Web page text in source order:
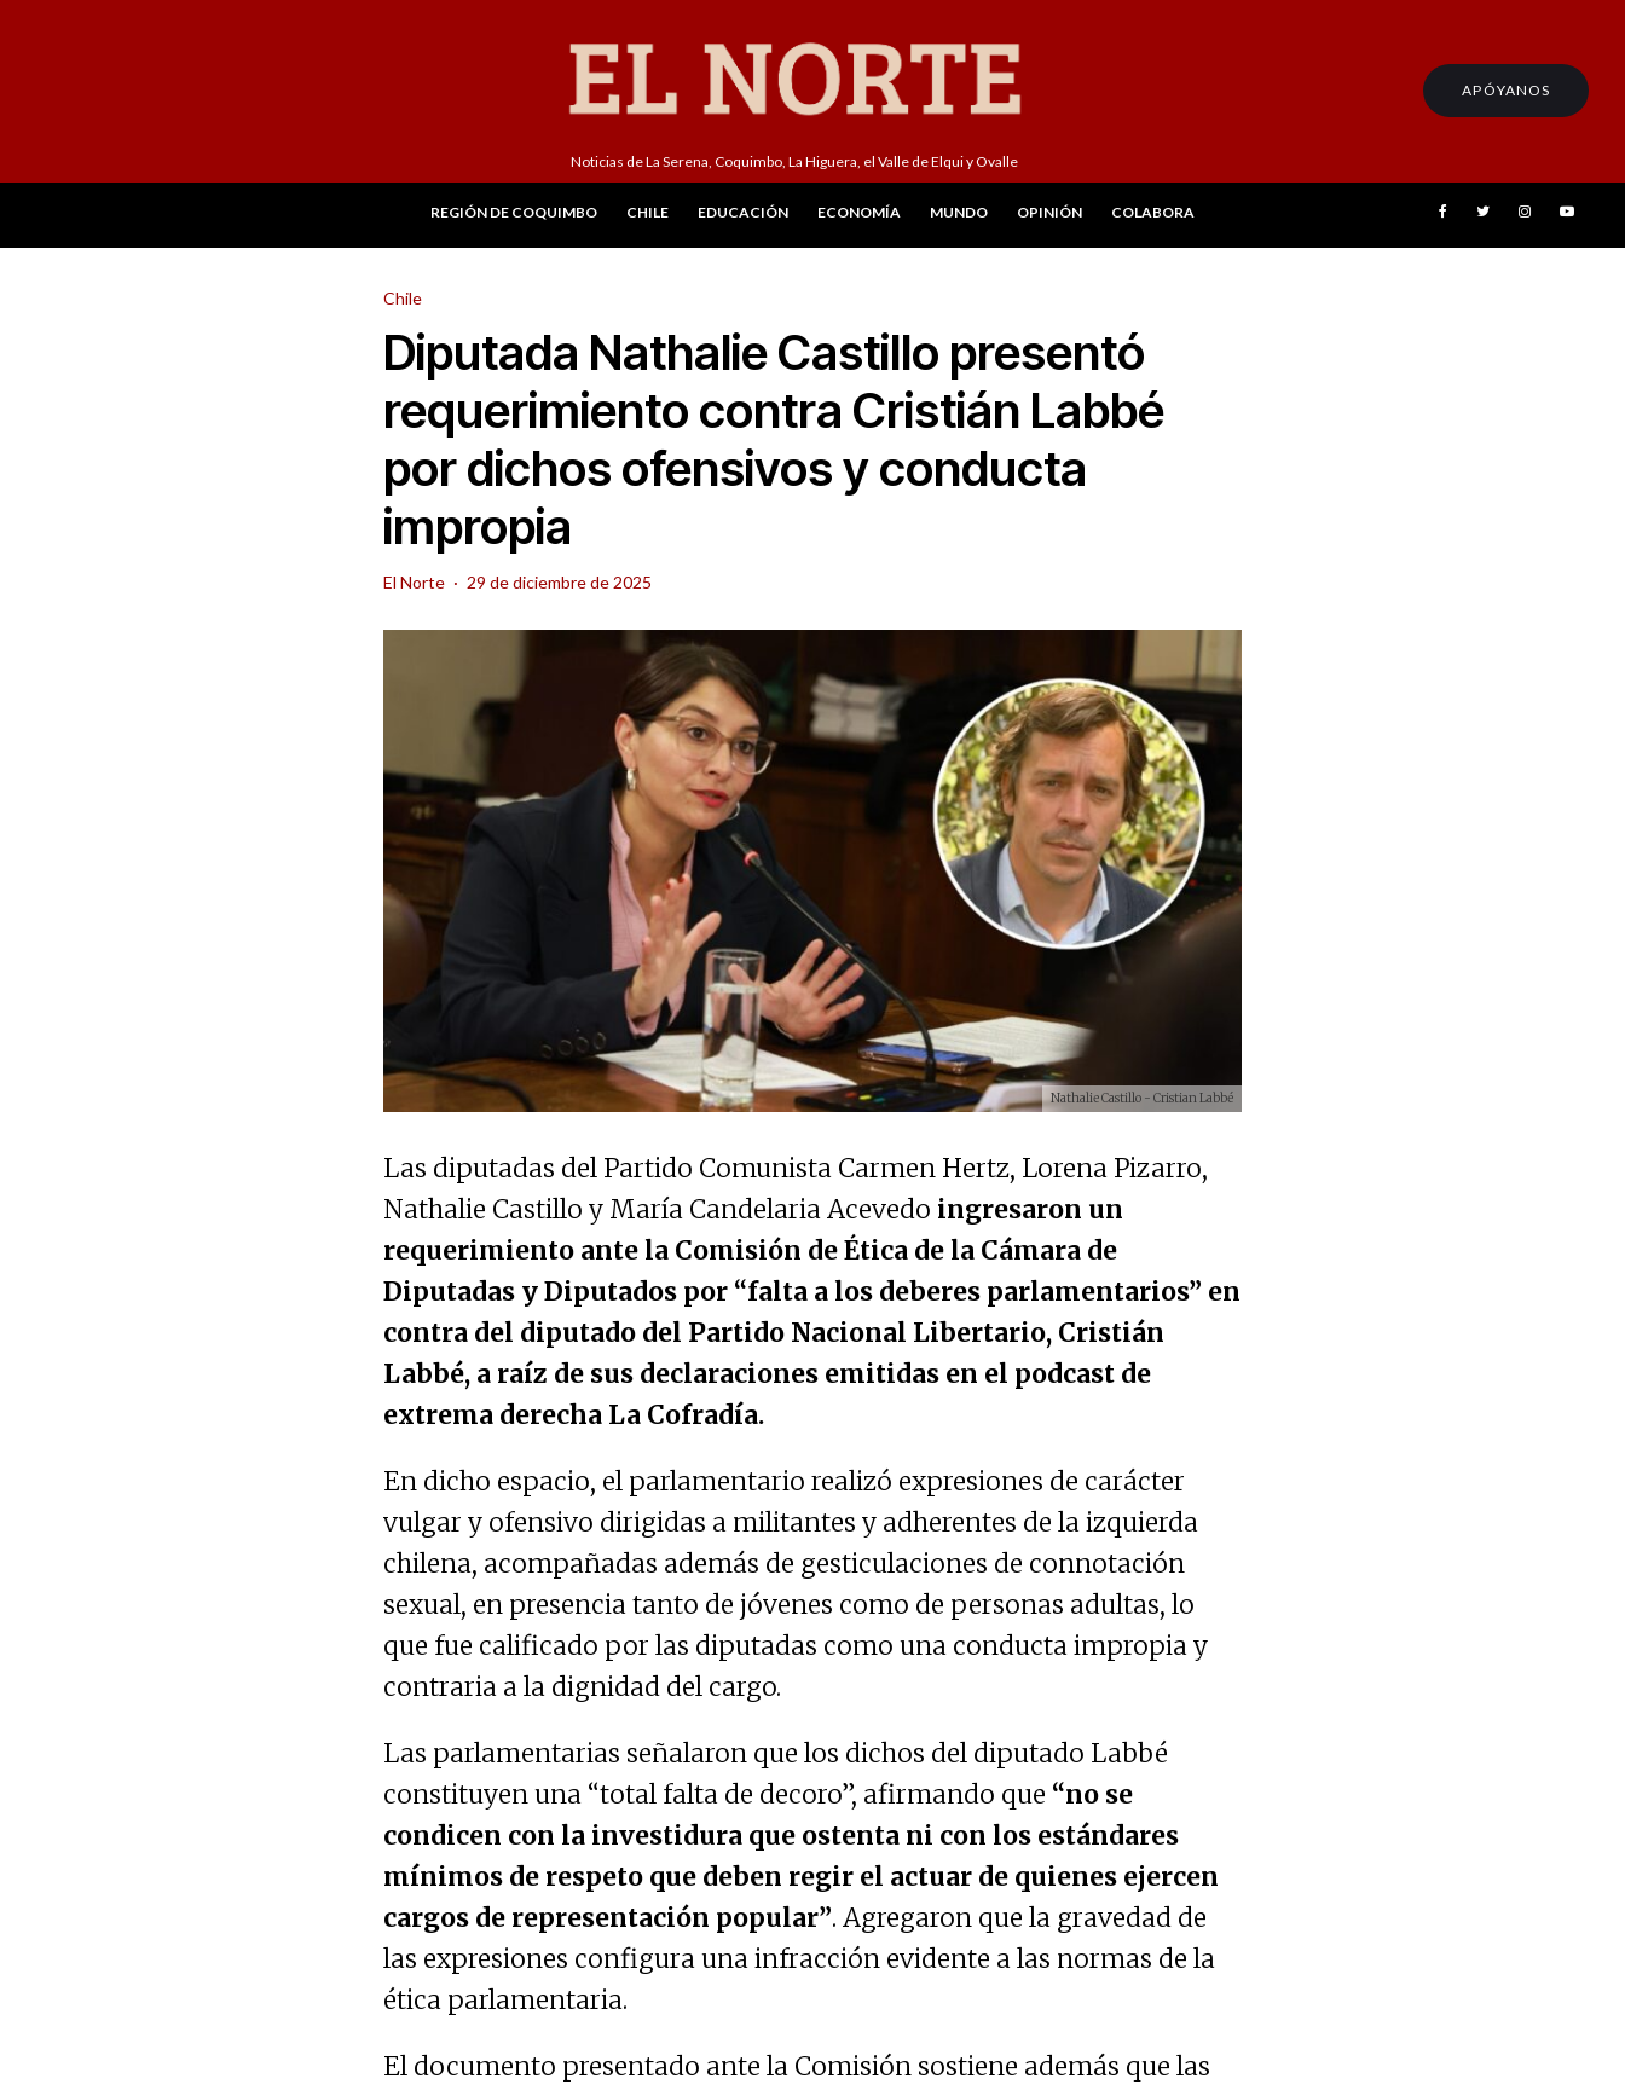
Noticias de La Serena, Coquimbo, La Higuera, el Valle de Elqui y Ovalle
APÓYANOS
REGIÓN DE COQUIMBO CHILE EDUCACIÓN ECONOMÍA MUNDO OPINIÓN COLABORA
Chile
Diputada Nathalie Castillo presentó
requerimiento contra Cristián Labbé
por dichos ofensivos y conducta
impropia
El Norte · 29 de diciembre de 2025
Nathalie Castillo - Cristian Labbé
Las diputadas del Partido Comunista Carmen Hertz, Lorena Pizarro,
Nathalie Castillo y María Candelaria Acevedo ingresaron un
requerimiento ante la Comisión de Ética de la Cámara de
Diputadas y Diputados por “falta a los deberes parlamentarios” en
contra del diputado del Partido Nacional Libertario, Cristián
Labbé, a raíz de sus declaraciones emitidas en el podcast de
extrema derecha La Cofradía.
En dicho espacio, el parlamentario realizó expresiones de carácter
vulgar y ofensivo dirigidas a militantes y adherentes de la izquierda
chilena, acompañadas además de gesticulaciones de connotación
sexual, en presencia tanto de jóvenes como de personas adultas, lo
que fue calificado por las diputadas como una conducta impropia y
contraria a la dignidad del cargo.
Las parlamentarias señalaron que los dichos del diputado Labbé
constituyen una “total falta de decoro”, afirmando que “no se
condicen con la investidura que ostenta ni con los estándares
mínimos de respeto que deben regir el actuar de quienes ejercen
cargos de representación popular”. Agregaron que la gravedad de
las expresiones configura una infracción evidente a las normas de la
ética parlamentaria.
El documento presentado ante la Comisión sostiene además que las